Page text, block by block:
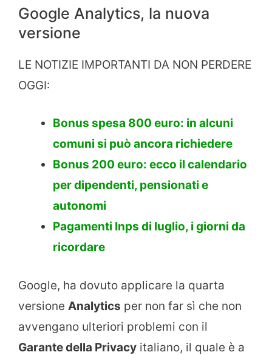
Google Analytics, la nuova
versione
LE NOTIZIE IMPORTANTI DA NON PERDERE
OGGI:
Bonus spesa 800 euro: in alcuni
comuni si può ancora richiedere
Bonus 200 euro: ecco il calendario
per dipendenti, pensionati e
autonomi
Pagamenti Inps di luglio, i giorni da
ricordare
Google, ha dovuto applicare la quarta
versione Analytics per non far sì che non
avvengano ulteriori problemi con il
Garante della Privacy italiano, il quale è a